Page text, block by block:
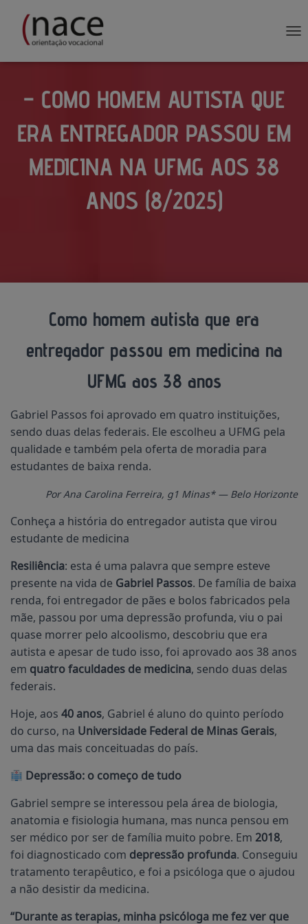
– COMO HOMEM AUTISTA QUE
ERA ENTREGADOR PASSOU EM
MEDICINA NA UFMG AOS 38
ANOS (8/2025)
Como homem autista que era
entregador passou em medicina na
UFMG aos 38 anos
Gabriel Passos foi aprovado em quatro instituições,
sendo duas delas federais. Ele escolheu a UFMG pela
qualidade e também pela oferta de moradia para
estudantes de baixa renda.
Por Ana Carolina Ferreira, g1 Minas* — Belo Horizonte
Conheça a história do entregador autista que virou
estudante de medicina
Resiliência: esta é uma palavra que sempre esteve
presente na vida de Gabriel Passos. De família de baixa
renda, foi entregador de pães e bolos fabricados pela
mãe, passou por uma depressão profunda, viu o pai
quase morrer pelo alcoolismo, descobriu que era
autista e apesar de tudo isso, foi aprovado aos 38 anos
em quatro faculdades de medicina, sendo duas delas
federais.
Hoje, aos 40 anos, Gabriel é aluno do quinto período
do curso, na Universidade Federal de Minas Gerais,
uma das mais conceituadas do país.
Depressão: o começo de tudo
Gabriel sempre se interessou pela área de biologia,
anatomia e fisiologia humana, mas nunca pensou em
ser médico por ser de família muito pobre. Em 2018,
foi diagnosticado com depressão profunda. Conseguiu
tratamento terapêutico, e foi a psicóloga que o ajudou
a não desistir da medicina.
“Durante as terapias, minha psicóloga me fez ver que